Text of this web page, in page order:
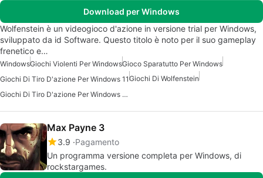
Download per Windows
Wolfenstein è un videogioco d'azione in versione trial per Windows,
sviluppato da id Software. Questo titolo è noto per il suo gameplay
frenetico e…
WindowsGiochi Violenti Per WindowsGioco Sparatutto Per Windows
Giochi Di Tiro D'azione Per Windows 11Giochi Di Wolfenstein
Giochi Di Tiro D'azione Per Windows 10
Max Payne 3
3.9 Pagamento
Un programma versione completa per Windows, di
rockstargames.